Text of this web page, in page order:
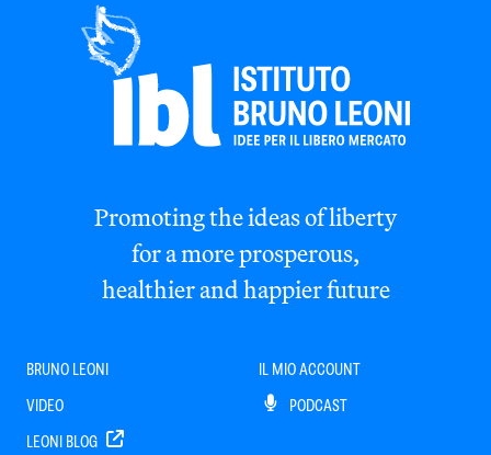
Promoting the ideas of liberty
for a more prosperous,
healthier and happier future
BRUNO LEONI
VIDEO
LEONI BLOG
IL MIO ACCOUNT
PODCAST